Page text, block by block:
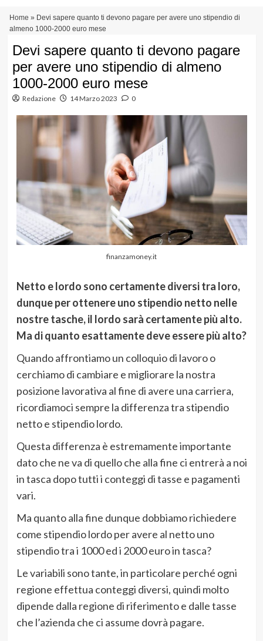
principale
Home » Devi sapere quanto ti devono pagare per avere uno stipendio di
almeno 1000-2000 euro mese
Devi sapere quanto ti devono pagare
per avere uno stipendio di almeno
1000-2000 euro mese
Redazione 14 Marzo 2023 0
finanzamoney.it
Netto e lordo sono certamente diversi tra loro,
dunque per ottenere uno stipendio netto nelle
nostre tasche, il lordo sarà certamente più alto.
Ma di quanto esattamente deve essere più alto?
Quando affrontiamo un colloquio di lavoro o
cerchiamo di cambiare e migliorare la nostra
posizione lavorativa al fine di avere una carriera,
ricordiamoci sempre la differenza tra stipendio
netto e stipendio lordo.
Questa differenza è estremamente importante
dato che ne va di quello che alla fine ci entrerà a noi
in tasca dopo tutti i conteggi di tasse e pagamenti
vari.
Ma quanto alla fine dunque dobbiamo richiedere
come stipendio lordo per avere al netto uno
stipendio tra i 1000 ed i 2000 euro in tasca?
Le variabili sono tante, in particolare perché ogni
regione effettua conteggi diversi, quindi molto
dipende dalla regione di riferimento e dalle tasse
che l’azienda che ci assume dovrà pagare.